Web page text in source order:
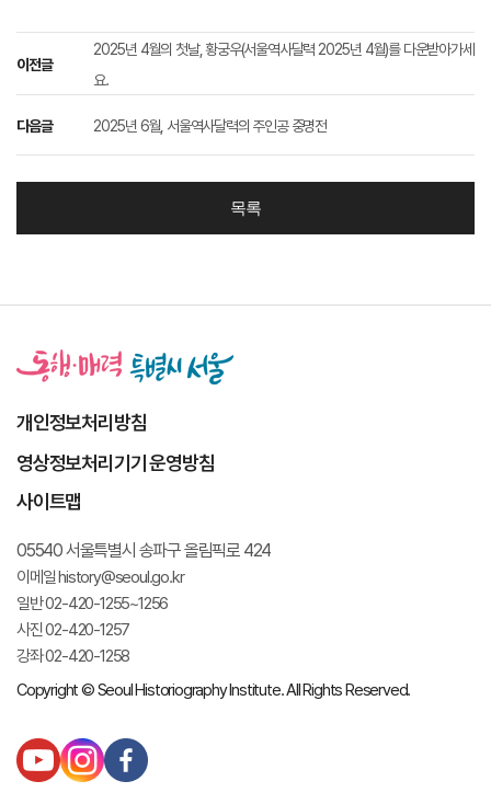
이전글
2025년 4월의 첫날, 황궁우(서울역사달력 2025년 4월)를 다운받아가세
요.
다음글 2025년 6월, 서울역사달력의 주인공 중명전
목록
개인정보처리방침
영상정보처리기기 운영방침
사이트맵
05540 서울특별시 송파구 올림픽로 424
이메일 history@seoul.go.kr
일반 02-420-1255~1256
사진 02-420-1257
강좌 02-420-1258
Copyright © Seoul Historiography Institute. All Rights Reserved.
유
튜
인
스
페
이